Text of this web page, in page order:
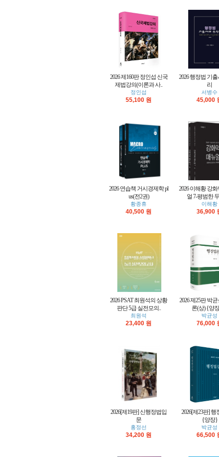
2026 제160판 정인섭 신국
제법강의(이론과 사..
정인섭
55,100 원
2026 행정법 기
리
서병수
45,000
2026 연습책 거시경제학 pl
us(전2권)
황종휴
40,500 원
2026 이해황 강
얼 7-평범한
이해황
36,900
2026 PSAT 최원석의 상황
판단 5급 실전모의..
최원석
23,400 원
2026 제25판 박
론(상) {양
박균성
76,000
2026[제19판] 신행정법입
문
홍정선
34,200 원
2026[제23판] 행
{양장}
박균성
66,500